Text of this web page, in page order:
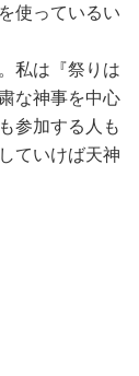
使っているい
私は『祭りは
な神事を中心
参加する人も
ていけば天神